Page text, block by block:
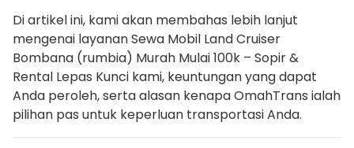
Di artikel ini, kami akan membahas lebih lanjut
mengenai layanan Sewa Mobil Land Cruiser
Bombana (rumbia) Murah Mulai 100k – Sopir &
Rental Lepas Kunci kami, keuntungan yang dapat
Anda peroleh, serta alasan kenapa OmahTrans ialah
pilihan pas untuk keperluan transportasi Anda.